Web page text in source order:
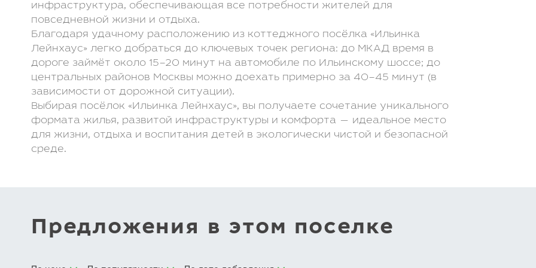
инфраструктура, обеспечивающая все потребности жителей для
повседневной жизни и отдыха.
Благодаря удачному расположению из коттеджного посёлка «Ильинка
Лейнхаус» легко добраться до ключевых точек региона: до МКАД время в
дороге займёт около 15–20 минут на автомобиле по Ильинскому шоссе; до
центральных районов Москвы можно доехать примерно за 40–45 минут (в
зависимости от дорожной ситуации).
Выбирая посёлок «Ильинка Лейнхаус», вы получаете сочетание уникального
формата жилья, развитой инфраструктуры и комфорта — идеальное место
для жизни, отдыха и воспитания детей в экологически чистой и безопасной
среде.
Предложения в этом поселке